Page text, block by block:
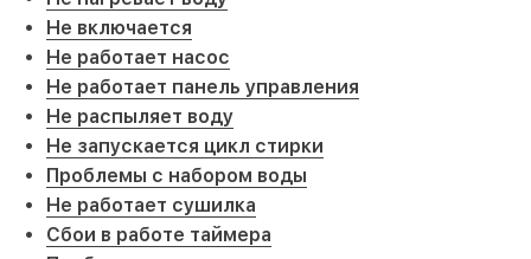
Не включается
Не работает насос
Не работает панель управления
Не распыляет воду
Не запускается цикл стирки
Проблемы с набором воды
Не работает сушилка
Сбои в работе таймера